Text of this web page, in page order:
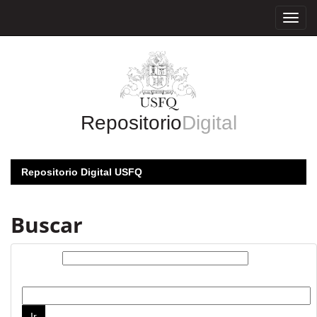
RepositorioDigital
Repositorio Digital USFQ
Buscar